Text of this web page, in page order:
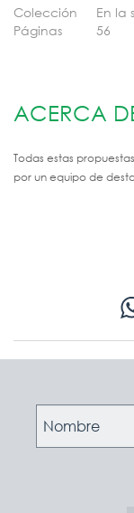
Colección
En la
Páginas
56
ACERCA
Todas estas
por un equipo de